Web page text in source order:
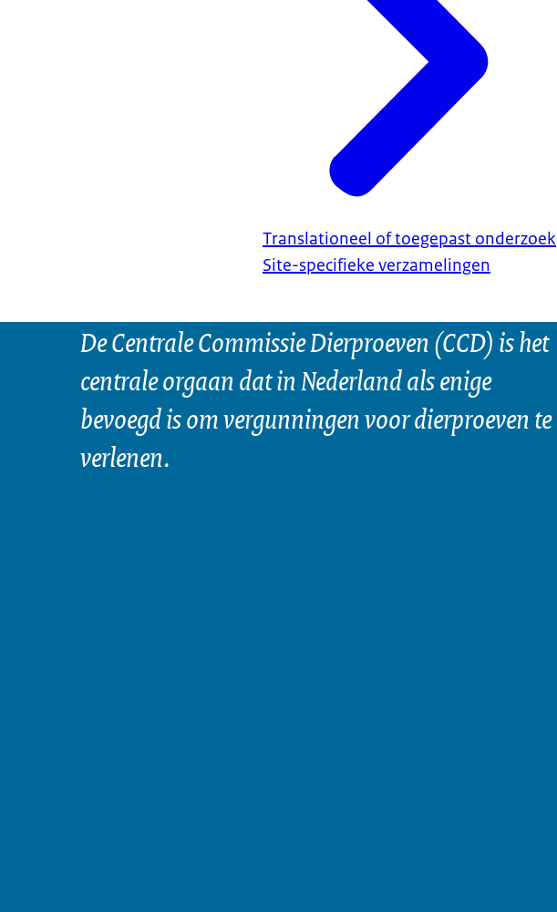
Translationeel of toegepast onderzoek
Site-specifieke verzamelingen
De Centrale Commissie Dierproeven (CCD) is het
centrale orgaan dat in Nederland als enige
bevoegd is om vergunningen voor dierproeven te
verlenen.